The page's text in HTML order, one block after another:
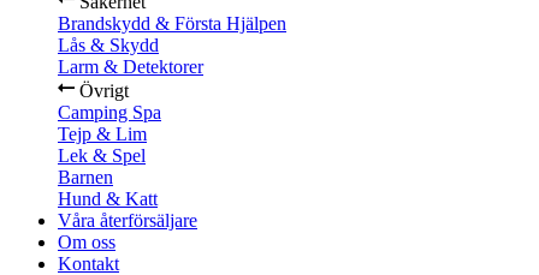
Brandskydd & Första Hjälpen
Lås & Skydd
Larm & Detektorer
Övrigt
Camping Spa
Tejp & Lim
Lek & Spel
Barnen
Hund & Katt
Våra återförsäljare
Om oss
Kontakt